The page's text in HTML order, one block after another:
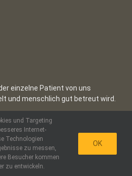
einzelne Patient von uns
und menschlich gut betreut wird.
Anita Mang, MRCPCH | Alle Rechte
|Datenschutzerklärung Login
und Targeting
Internet-
Technologien
zu messen,
Besucher kommen
zu entwickeln.
OK